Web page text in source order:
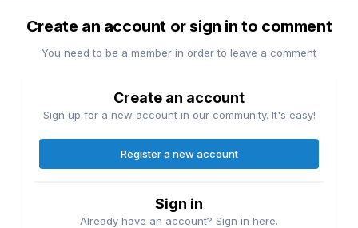
Create an account or sign in to comment
You need to be a member in order to leave a comment
Create an account
Sign up for a new account in our community. It's easy!
Register a new account
Sign in
Already have an account? Sign in here.